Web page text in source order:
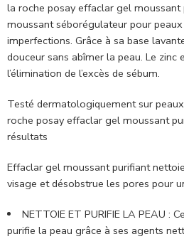
la roche posay effaclar gel
moussant séborégulateur pour
imperfections. Grâce à sa base
douceur sans abîmer la peau. Le zinc
l’élimination de l’excès de sébum.
Testé dermatologiquement sur
roche posay effaclar gel moussant
résultats
Effaclar gel moussant purifiant
visage et désobstrue les pores pour
NETTOIE ET PURIFIE LA PEAU :
purifie la peau grâce à ses agents